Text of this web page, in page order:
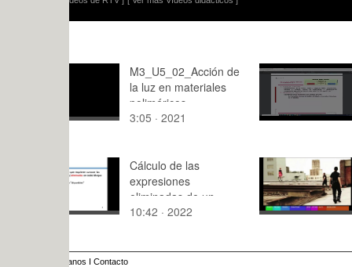
M3_U5_02_Acción de
la luz en materiales
3:05 · 2021
CPFR
modelo
7:41 · 2022
Cálculo de las
expresiones
eliminadas de un
programa
10:42 · 2022
P-7
Loops
4:36 · 2019